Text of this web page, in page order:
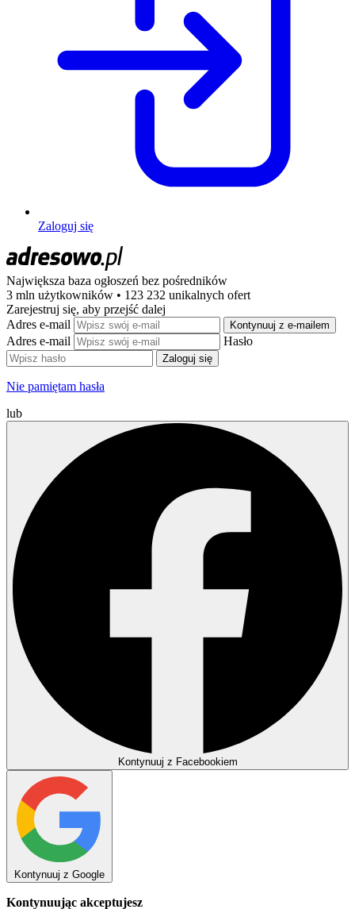
Zaloguj się
Największa baza ogłoszeń bez pośredników
3 mln użytkowników • 123 232 unikalnych ofert
Zarejestruj się, aby przejść dalej
Adres e-mail
Kontynuuj z e-mailem
Adres e-mail Hasło
Zaloguj się
Nie pamiętam hasła
lub
Kontynuuj z Facebookiem
Kontynuuj z Google
Kontynuując akceptujesz